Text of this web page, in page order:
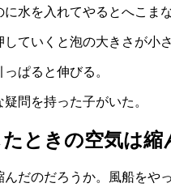
水を入れてやるとへこまな
ていくと泡の大きさが小
ぱると伸びる。
問を持った子がいた。
ときの空気は縮
だのだろうか。風船をや